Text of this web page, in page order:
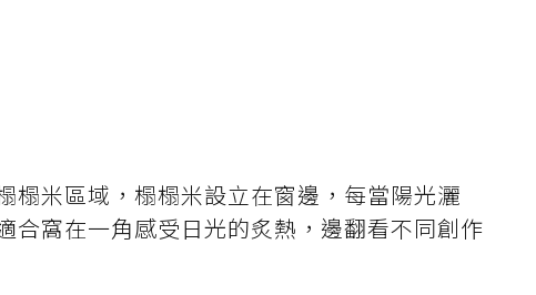
榻米區域，榻榻米設立在窗邊，每當陽光灑
合窩在一角感受日光的炙熱，邊翻看不同創作